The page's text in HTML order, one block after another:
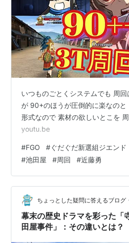
いつものごとくシステムでも 周
が 90+のほうが圧倒的に楽なのと
形式なので 素材の欲しいとこを 周
youtu.be
#FGO #ぐだぐだ新選組ジエンド
#池田屋 #周回 #近藤勇
ちょっとした疑問に答えるブログ
幕末の歴史ドラマを彩った「
田屋事件」：その違いとは？